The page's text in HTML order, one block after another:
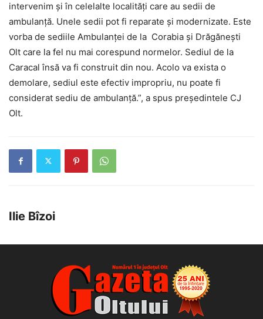
intervenim şi în celelalte localităţi care au sedii de
ambulanţă. Unele sedii pot fi reparate şi modernizate. Este
vorba de sediile Ambulanţei de la Corabia şi Drăgăneşti
Olt care la fel nu mai corespund normelor. Sediul de la
Caracal însă va fi construit din nou. Acolo va exista o
demolare, sediul este efectiv impropriu, nu poate fi
considerat sediu de ambulanţă.”, a spus preşedintele CJ
Olt.
Ilie Bîzoi